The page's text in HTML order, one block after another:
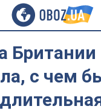
Британии
с чем